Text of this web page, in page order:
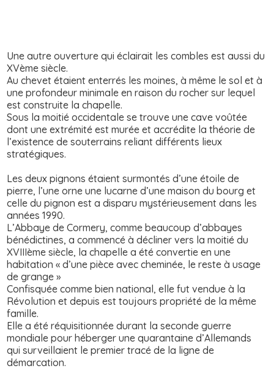
Une autre ouverture qui éclairait les combles est aussi du
XVème siècle.
Au chevet étaient enterrés les moines, à même le sol et à
une profondeur minimale en raison du rocher sur lequel
est construite la chapelle.
Sous la moitié occidentale se trouve une cave voûtée
dont une extrémité est murée et accrédite la théorie de
l’existence de souterrains reliant différents lieux
stratégiques.
Les deux pignons étaient surmontés d’une étoile de
pierre, l’une orne une lucarne d’une maison du bourg et
celle du pignon est a disparu mystérieusement dans les
années 1990.
L’Abbaye de Cormery, comme beaucoup d’abbayes
bénédictines, a commencé à décliner vers la moitié du
XVIIIème siècle, la chapelle a été convertie en une
habitation « d’une pièce avec cheminée, le reste à usage
de grange »
Confisquée comme bien national, elle fut vendue à la
Révolution et depuis est toujours propriété de la même
famille.
Elle a été réquisitionnée durant la seconde guerre
mondiale pour héberger une quarantaine d’Allemands
qui surveillaient le premier tracé de la ligne de
démarcation.